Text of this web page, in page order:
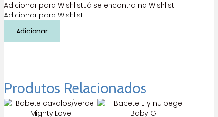
Adicionar para WishlistJá se encontra na Wishlist
Adicionar para Wishlist
Babete
World
Tutete
Adicionar
Produtos Relacionados